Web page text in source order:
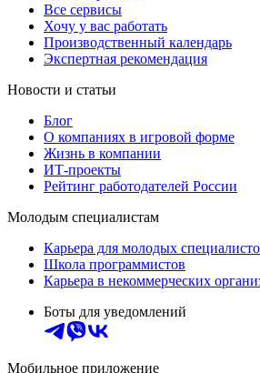
Все сервисы
Хочу у вас работать
Производственный календарь
Экспертная рекомендация
Новости и статьи
Блог
О компаниях в игровой форме
Жизнь в компании
ИТ-проекты
Рейтинг работодателей России
Молодым специалистам
Карьера для молодых
Школа программистов
Карьера в некоммерческих
Боты для уведомлений
Мобильное приложение